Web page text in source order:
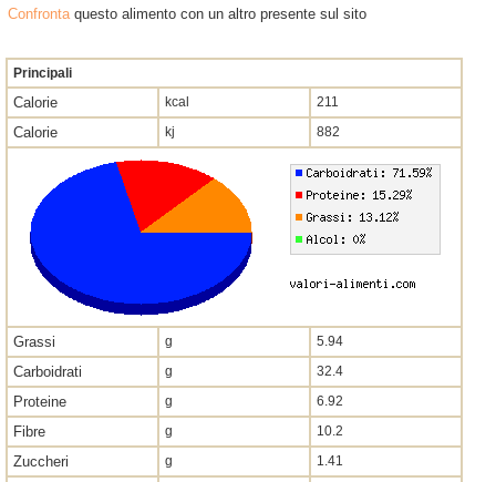
Confrontaquesto alimento con un altro presente sul sito
Principali
Calorie kcal 211
Calorie kj 882
Grassi g 5.94
Carboidrati g 32.4
Proteine g 6.92
Fibre g 10.2
Zuccheri g 1.41